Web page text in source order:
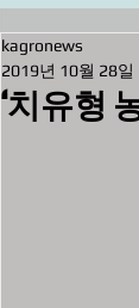
‘치유형
kagronews
2019년 10월 28일